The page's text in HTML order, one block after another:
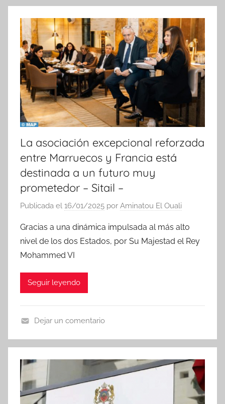
o
t
i
c
i
a
s
La asociación excepcional reforzada
entre Marruecos y Francia está
destinada a un futuro muy
prometedor – Sitail –
Publicada el 16/01/2025 por Aminatou El Ouali
Gracias a una dinámica impulsada al más alto
nivel de los dos Estados, por Su Majestad el Rey
Mohammed VI
Seguir leyendo
o
t
i
c
i
Dejar un comentario